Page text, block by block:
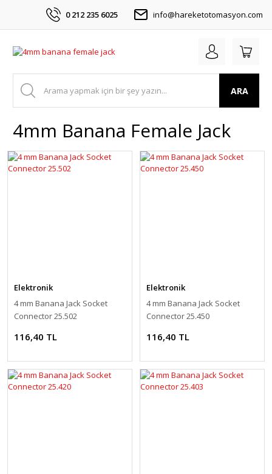
0 212 235 6025 info@hareketotomasyon.com
ARA
4mm Banana Female Jack
Elektronik
4 mm Banana Jack Socket
Connector 25.502
116,40 TL
Elektronik
4 mm Banana Jack Socket
Connector 25.450
116,40 TL